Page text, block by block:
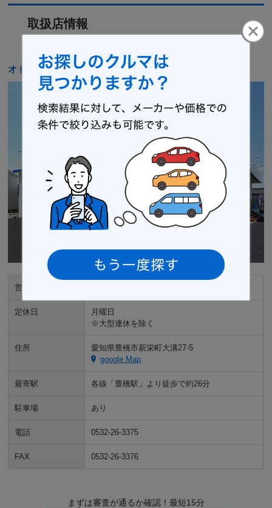
取扱店情報
オトロン 豊橋店
営業時間
定休日
月曜日
※大型連休を除く
住所
愛知県豊橋市新栄町大溝27-5
google Map
最寄駅 各線「豊橋駅」より徒歩で約26分
駐車場 あり
電話 0532-26-3375
FAX 0532-26-3376
まずは審査が通るか確認！最短15分